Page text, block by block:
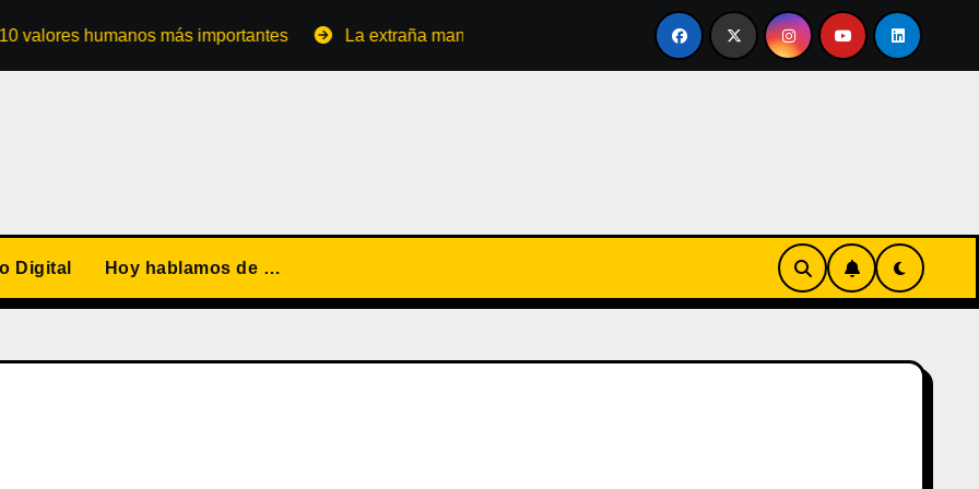
humanos más importantes La extraña manera de convertirse en familia El primer tour de la India Chiquitina
Digital Hoy hablamos de …